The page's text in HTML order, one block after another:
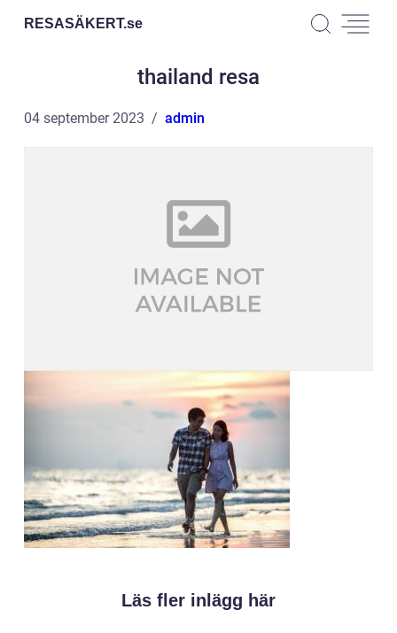
RESASÄKERT.se
thailand resa
04 september 2023 admin
Läs fler inlägg här